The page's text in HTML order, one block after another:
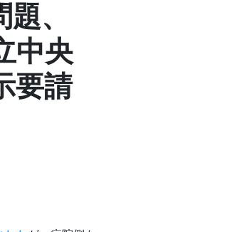
、
中央
要請